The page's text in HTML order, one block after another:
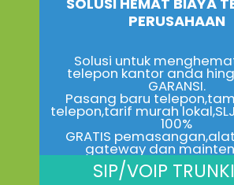
PERUSAHAAN
Solusi untuk
telepon kantor anda
GARANSI.
Pasang baru
telepon,tarif murah
100%
GRATIS
gateway dan
SIP/VOIP